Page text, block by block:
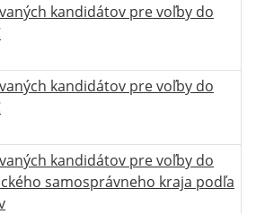
kandidátov pre voľby do
kandidátov pre voľby do
kandidátov pre voľby do
samosprávneho kraja podľa